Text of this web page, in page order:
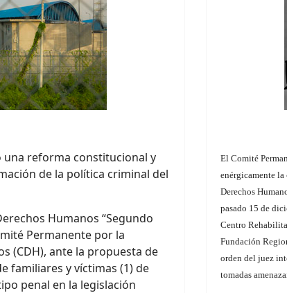
una reforma constitucional y
de la política criminal del
Humanos “Segundo
Permanente por la
(CDH), ante la propuesta de
familiares y víctimas (1) de
penal en la legislación
El Comité
enérgicamente
Derechos
pasado 15 de
Centro
Fundación
orden del juez
tomadas